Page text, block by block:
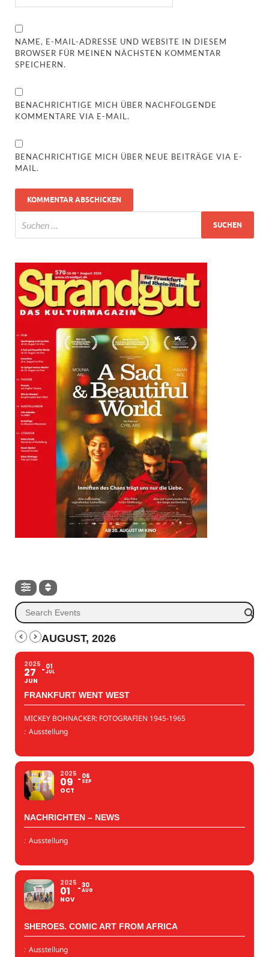
NAME, E-MAIL-ADRESSE UND WEBSITE IN DIESEM
BROWSER FÜR MEINEN NÄCHSTEN KOMMENTAR
SPEICHERN.
BENACHRICHTIGE MICH ÜBER NACHFOLGENDE
KOMMENTARE VIA E-MAIL.
BENACHRICHTIGE MICH ÜBER NEUE BEITRÄGE VIA E-
MAIL.
AUGUST, 2026
2025
27
JUN
01
JUL
FRANKFURT WENT WEST
MICKEY BOHNACKER: FOTOGRAFIEN 1945-1965
: Ausstellung
2025
09
OCT
06
SEP
NACHRICHTEN – NEWS
: Ausstellung
2025
01
NOV
30
AUG
SHEROES. COMIC ART FROM AFRICA
: Ausstellung